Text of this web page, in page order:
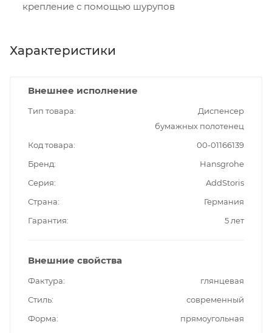
крепление с помощью шурупов
Характеристики
Внешнее исполнение
Тип товара
Диспенсер
бумажных полотенец
Код товара
00-01166139
Бренд
Hansgrohe
Серия
AddStoris
Страна
Германия
Гарантия
5 лет
Внешние свойства
Фактура
глянцевая
Стиль
современный
Форма
прямоугольная